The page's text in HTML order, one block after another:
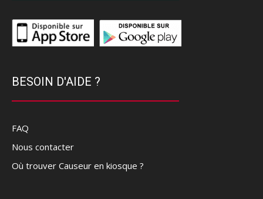
BESOIN D'AIDE ?
FAQ
Nous contacter
Où trouver Causeur en kiosque ?